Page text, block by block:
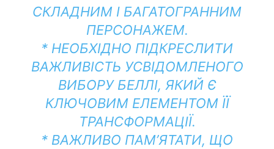
СКЛАДНИМ І БАГАТОГРАННИМ
ПЕРСОНАЖЕМ.
* НЕОБХІДНО ПІДКРЕСЛИТИ
ВАЖЛИВІСТЬ УСВІДОМЛЕНОГО
ВИБОРУ БЕЛЛІ, ЯКИЙ Є
КЛЮЧОВИМ ЕЛЕМЕНТОМ ЇЇ
ТРАНСФОРМАЦІЇ.
* ВАЖЛИВО ПАМ’ЯТАТИ, ЩО